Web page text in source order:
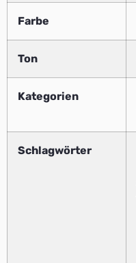
Farbe
Ton
Kategorien
Schlagwörter